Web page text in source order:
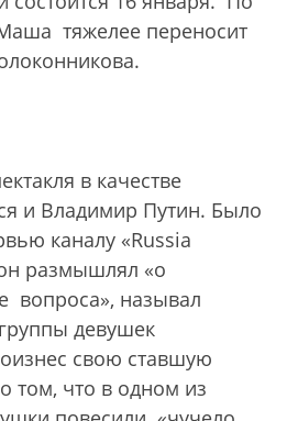
тяжелее переносит
в качестве
и Владимир Путин. Было
каналу «Russia
размышлял «о
вопроса», называл
девушек
свою ставшую
том, что в одном из